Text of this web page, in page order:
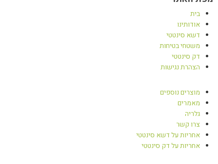
בית
אודותינו
דשא סינטטי
משטחי בטיחות
דק סינטטי
הצהרת נגישות
מוצרים נוספים
מאמרים
גלריה
צרו קשר
אחריות על דשא סינטטי
אחריות על דק סינטטי